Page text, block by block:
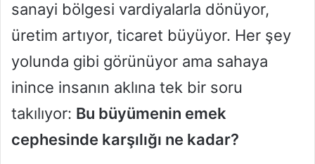
k
sanayi bölgesi vardiyalarla dönüyor,
üretim artıyor, ticaret büyüyor. Her şey
yolunda gibi görünüyor ama sahaya
inince insanın aklına tek bir soru
takılıyor: Bu büyümenin emek
cephesinde karşılığı ne kadar?